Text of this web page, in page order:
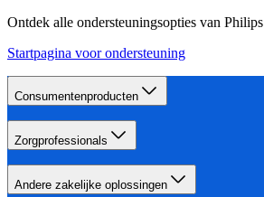
Ontdek alle ondersteuningsopties van Philips
Startpagina voor ondersteuning
Consumentenproducten
Zorgprofessionals
Andere zakelijke oplossingen